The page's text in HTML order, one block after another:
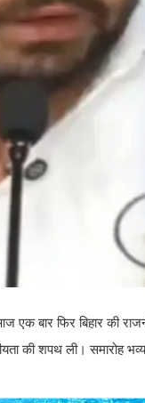
बार फिर बिहार की
की शपथ ली। समारोह